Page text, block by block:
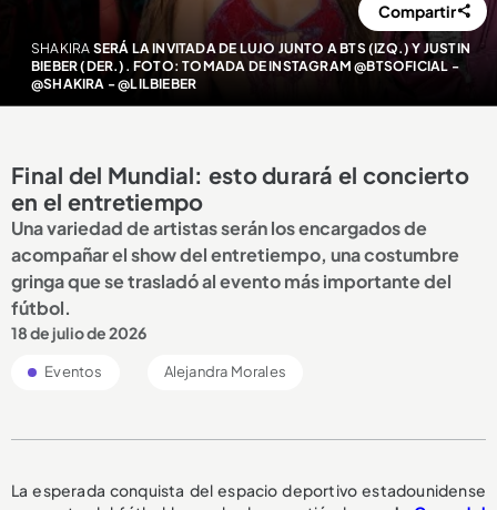
SHAKIRA SERÁ LA INVITADA DE LUJO JUNTO A BTS (IZQ.) Y JUSTIN
BIEBER (DER.). FOTO: TOMADA DE INSTAGRAM @BTSOFICIAL -
@SHAKIRA - @LILBIEBER
Compartir
Final del Mundial: esto durará el concierto
en el entretiempo
Una variedad de artistas serán los encargados de
acompañar el show del entretiempo, una costumbre
gringa que se trasladó al evento más importante del
fútbol.
18 de julio de 2026
Eventos Alejandra Morales
La esperada conquista del espacio deportivo estadounidense